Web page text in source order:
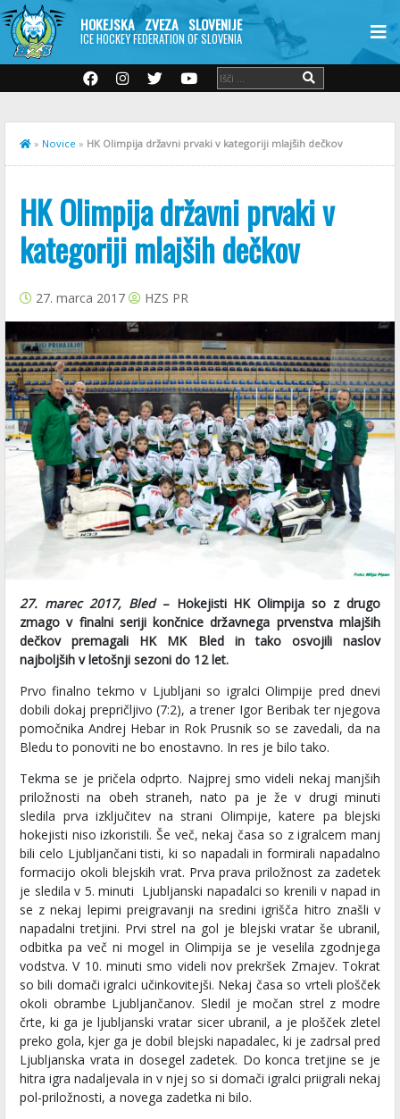
HOKEJSKA ZVEZA SLOVENIJE
ICE HOCKEY FEDERATION OF SLOVENIA
» Novice » HK Olimpija državni prvaki v kategoriji mlajših dečkov
HK Olimpija državni prvaki v
kategoriji mlajših dečkov
27. marca 2017 HZS PR
27. marec 2017, Bled– Hokejisti HK Olimpija so z drugo
zmago v finalni seriji končnice državnega prvenstva mlajših
dečkov premagali HK MK Bled in tako osvojili naslov
najboljših v letošnji sezoni do 12 let.
Prvo finalno tekmo v Ljubljani so igralci Olimpije pred dnevi
dobili dokaj prepričljivo (7:2), a trener Igor Beribak ter njegova
pomočnika Andrej Hebar in Rok Prusnik so se zavedali, da na
Bledu to ponoviti ne bo enostavno. In res je bilo tako.
Tekma se je pričela odprto. Najprej smo videli nekaj manjših
priložnosti na obeh straneh, nato pa je že v drugi minuti
sledila prva izključitev na strani Olimpije, katere pa blejski
hokejisti niso izkoristili. Še več, nekaj časa so z igralcem manj
bili celo Ljubljančani tisti, ki so napadali in formirali napadalno
formacijo okoli blejskih vrat. Prva prava priložnost za zadetek
je sledila v 5. minuti Ljubljanski napadalci so krenili v napad in
se z nekaj lepimi preigravanji na sredini igrišča hitro znašli v
napadalni tretjini. Prvi strel na gol je blejski vratar še ubranil,
odbitka pa več ni mogel in Olimpija se je veselila zgodnjega
vodstva. V 10. minuti smo videli nov prekršek Zmajev. Tokrat
so bili domači igralci učinkovitejši. Nekaj časa so vrteli plošček
okoli obrambe Ljubljančanov. Sledil je močan strel z modre
črte, ki ga je ljubljanski vratar sicer ubranil, a je plošček zletel
preko gola, kjer ga je dobil blejski napadalec, ki je zadrsal pred
Ljubljanska vrata in dosegel zadetek. Do konca tretjine se je
hitra igra nadaljevala in v njej so si domači igralci priigrali nekaj
pol-priložnosti, a novega zadetka ni bilo.